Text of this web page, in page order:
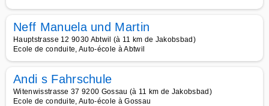
Neff Manuela und Martin
Hauptstrasse 12 9030 Abtwil (à 11 km de Jakobsbad)
Ecole de conduite, Auto-école à Abtwil
Andi s Fahrschule
Witenwisstrasse 37 9200 Gossau (à 11 km de Jakobsbad)
Ecole de conduite, Auto-école à Gossau